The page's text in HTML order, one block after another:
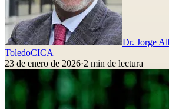
Dr. Jorge
ToledoCICA
23 de enero de 2026·2 min de lectura